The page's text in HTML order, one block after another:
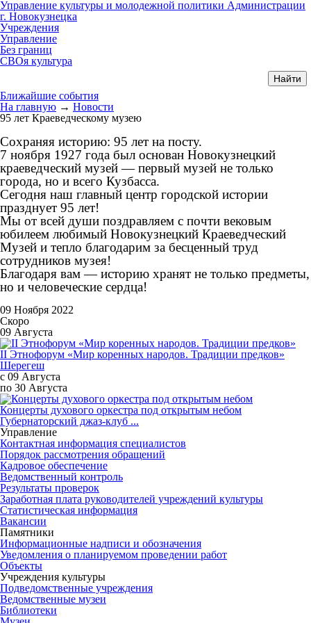
Управление культуры и молодежной политики Администрации
г. Новокузнецка
Учреждения
Управление
Без границ
СВОя культура
Ближайшие события
На главную → Новости
95 лет Краеведческому музею
Сохраняя историю: 95 лет на посту.
7 ноября 1927 года был основан Новокузнецкий
краеведческий музей — первый музей не только
города, но и всего Кузбасса.
Сегодня наш главный центр городской истории
празднует 95 лет!
Мы от всей души поздравляем с почти вековым
юбилеем любимый Новокузнецкий Краеведческий
Музей и тепло благодарим за бесценный труд
сотрудников музея!
Благодаря вам — историю хранят не только предметы,
но и человеческие сердца!
09 Ноября 2022
Скоро
09 Августа
II Этнофорум «Мир коренных народов. Традиции предков»
Шерегеш
с 09 Августа
по 30 Августа
Концерты духового оркестра под открытым небом
Губернаторский джаз-клуб ...
Управление
Контактная информация специалистов
Порядок рассмотрения обращений
Кадровое обеспечение
Ведомственный контроль
Результаты проверок
Заработная плата руководителей учреждений культуры
Статистическая информация
Вакансии
Памятники
Информационные надписи и обозначения
Уведомления о планируемом проведении работ
Объекты
Учреждения культуры
Подведомственные учреждения
Ведомственные музеи
Библиотеки